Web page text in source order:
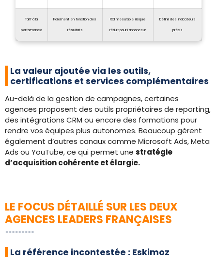
Tarif à la
performance
Paiement en fonction des
résultats
ROI mesurable, risque
réduit pour l’annonceur
Définir des indicateurs
précis
La valeur ajoutée via les outils,
certifications et services complémentaires
Au-delà de la gestion de campagnes, certaines
agences proposent des outils propriétaires de reporting,
des intégrations CRM ou encore des formations pour
rendre vos équipes plus autonomes. Beaucoup gèrent
également d’autres canaux comme Microsoft Ads, Meta
Ads ou YouTube, ce qui permet une stratégie
d’acquisition cohérente et élargie.
LE FOCUS DÉTAILLÉ SUR LES DEUX
AGENCES LEADERS FRANÇAISES
La référence incontestée : Eskimoz